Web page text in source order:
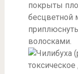
покрыты
бесцветной
волосками.